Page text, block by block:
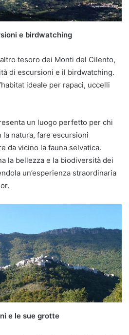
e birdwatching
tesoro dei Monti del Cilento,
di escursioni e il birdwatching.
ideale per rapaci, uccelli
un luogo perfetto per chi
natura, fare escursioni
da vicino la fauna selvatica.
la bellezza e la biodiversità dei
un’esperienza straordinaria
e le sue grotte